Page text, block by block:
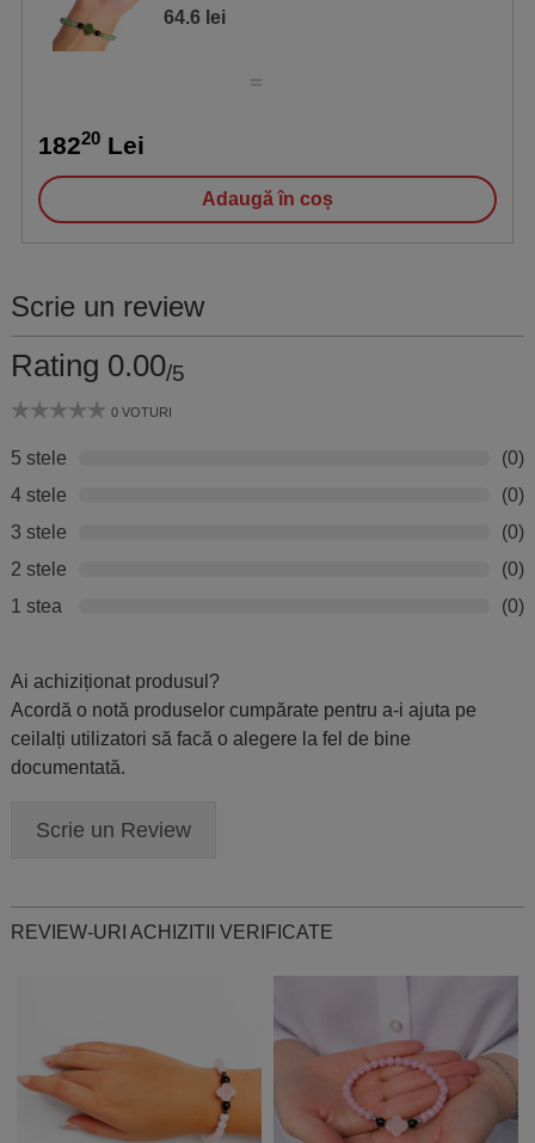
64.6 lei
18220 Lei
Adaugă în coș
Scrie un review
Rating 0.00/5
0 VOTURI
5 stele
(0)
4 stele
(0)
3 stele
(0)
2 stele
(0)
1 stea
(0)
Ai achiziționat produsul?
Acordă o notă produselor cumpărate pentru a-i ajuta pe
ceilalți utilizatori să facă o alegere la fel de bine
documentată.
Scrie un Review
REVIEW-URI ACHIZITII VERIFICATE